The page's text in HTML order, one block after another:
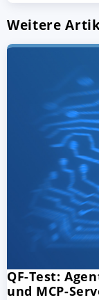
Weitere
QF-Test:
und MCP-